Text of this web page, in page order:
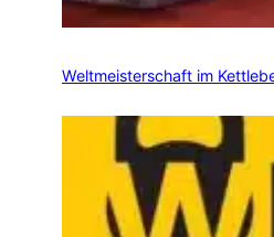
Weltmeisterschaft im